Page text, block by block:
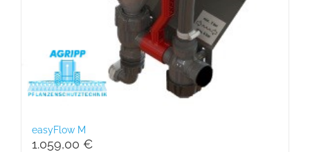
easyFlow M
1.059,00 €